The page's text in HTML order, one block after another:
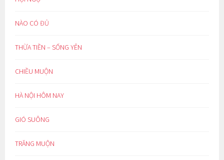
NÀO CÓ ĐỦ
THỪA TIỀN – SỐNG YÊN
CHIỀU MUỘN
HÀ NỘI HÔM NAY
GIÓ SUÔNG
TRĂNG MUỘN